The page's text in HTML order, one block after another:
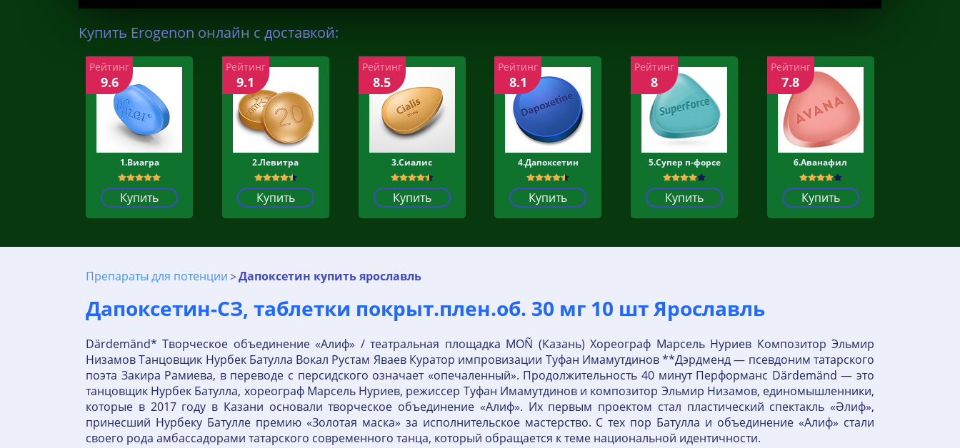
Купить Erogenon онлайн с доставкой:
1.Виагра
Купить
Рейтинг
9.6
2.Левитра
Купить
Рейтинг
9.1
3.Сиалис
Купить
Рейтинг
8.5
4.Дапоксетин
Купить
Рейтинг
8.1
5.Супер п-форсе
Купить
Рейтинг
8
6.Аванафил
Купить
Рейтинг
7.8
Препараты для потенции Дапоксетин купить ярославль
Дапоксетин-СЗ, таблетки покрыт.плен.об. 30 мг 10 шт Ярославль
Därdemänd* Творческое объединение «Алиф» / театральная площадка MOÑ (Казань) Хореограф Марсель Нуриев Композитор Эльмир
Низамов Танцовщик Нурбек Батулла Вокал Рустам Яваев Куратор импровизации Туфан Имамутдинов **Дэрдменд — псевдоним татарского
поэта Закира Рамиева, в переводе с персидского означает «опечаленный». Продолжительность 40 минут Перформанс Därdemänd — это
танцовщик Нурбек Батулла, хореограф Марсель Нуриев, режиссер Туфан Имамутдинов и композитор Эльмир Низамов, единомышленники,
которые в 2017 году в Казани основали творческое объединение «Алиф». Их первым проектом стал пластический спектакль «Әлиф»,
принесший Нурбеку Батулле премию «Золотая маска» за исполнительское мастерство. С тех пор Батулла и объединение «Алиф» стали
своего рода амбассадорами татарского современного танца, который обращается к теме национальной идентичности.